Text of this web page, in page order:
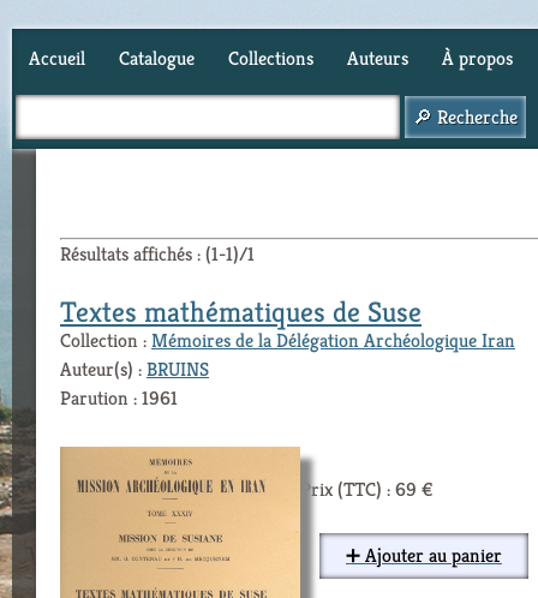
Accueil Catalogue Collections Auteurs À propos
Résultats affichés : (1-1)/1
Textes mathématiques de Suse
Collection :Mémoires de la Délégation Archéologique Iran
Auteur(s) :BRUINS
Parution : 1961
Prix (TTC) : 69 €
➕ Ajouter au panier